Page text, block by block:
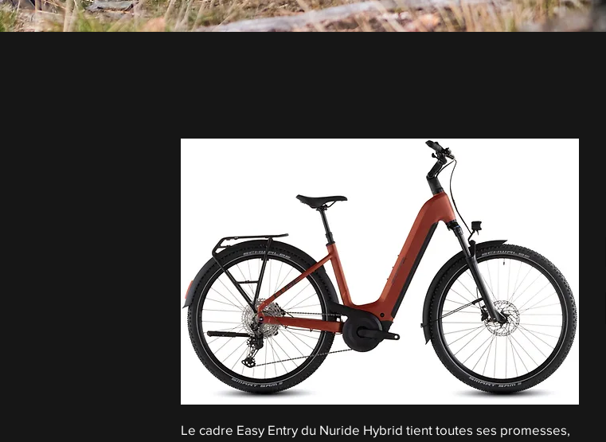
Le cadre Easy Entry du Nuride Hybrid tient toutes ses promesses,